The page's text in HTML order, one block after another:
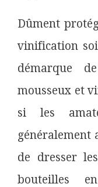
Dûment
vinification
démarque
mousseux et
si les
généralement
de dresser
bouteilles